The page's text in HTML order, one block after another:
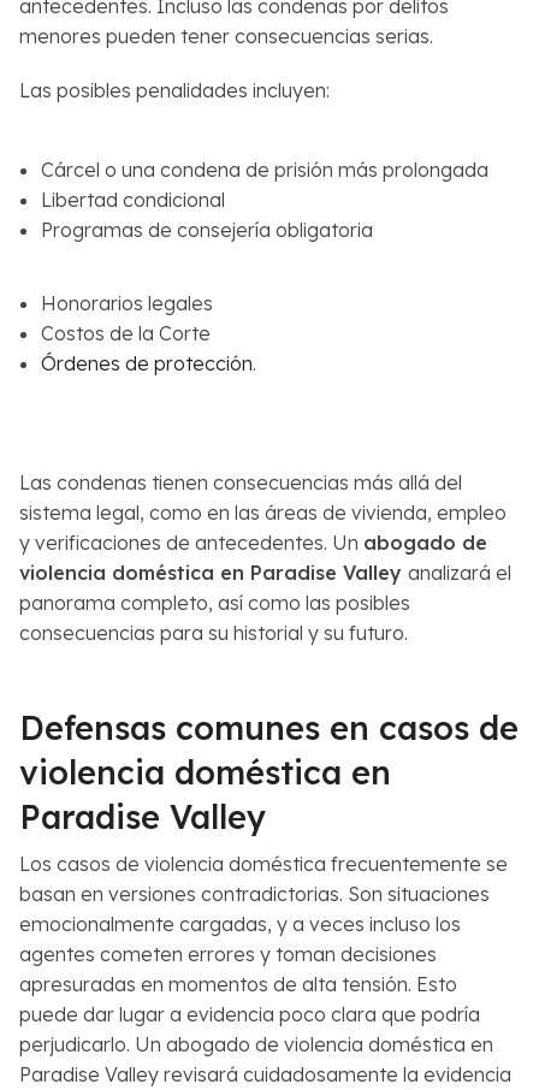
antecedentes. Incluso las condenas por delitos
menores pueden tener consecuencias serias.
Las posibles penalidades incluyen:
Cárcel o una condena de prisión más prolongada
Libertad condicional
Programas de consejería obligatoria
Honorarios legales
Costos de la Corte
Órdenes de protección.
Las condenas tienen consecuencias más allá del
sistema legal, como en las áreas de vivienda, empleo
y verificaciones de antecedentes. Un abogado de
violencia doméstica en Paradise Valley analizará el
panorama completo, así como las posibles
consecuencias para su historial y su futuro.
Defensas comunes en casos de
violencia doméstica en
Paradise Valley
Los casos de violencia doméstica frecuentemente se
basan en versiones contradictorias. Son situaciones
emocionalmente cargadas, y a veces incluso los
agentes cometen errores y toman decisiones
apresuradas en momentos de alta tensión. Esto
puede dar lugar a evidencia poco clara que podría
perjudicarlo. Un abogado de violencia doméstica en
Paradise Valley revisará cuidadosamente la evidencia